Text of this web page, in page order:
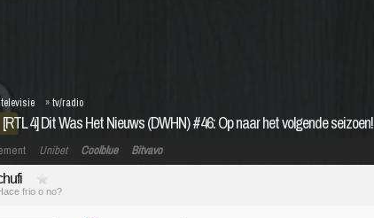
[RTL 4] Dit Was Het Nieuws (DWHN) #46: Op naar het volgende seizoen!
televisie »tv/radio
Unibet Coolblue Bitvavo
frio o no?